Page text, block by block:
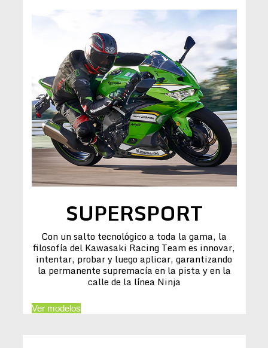
SUPERSPORT
Con un salto tecnológico a toda la gama, la
filosofía del Kawasaki Racing Team es innovar,
intentar, probar y luego aplicar, garantizando
la permanente supremacía en la pista y en la
calle de la línea Ninja
Ver modelos